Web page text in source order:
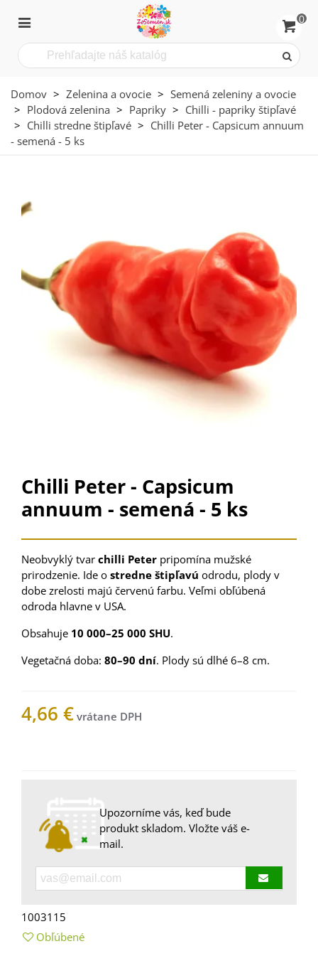
0
Domov > Zelenina a ovocie > Semená zeleniny a ovocie
> Plodová zelenina > Papriky > Chilli - papriky štipľavé
> Chilli stredne štipľavé > Chilli Peter - Capsicum annuum
- semená - 5 ks
Chilli Peter - Capsicum
annuum - semená - 5 ks
Neobvyklý tvar chilli Peter pripomína mužské
prirodzenie. Ide o stredne štipľavú odrodu, plody v
dobe zrelosti majú červenú farbu. Veľmi obľúbená
odroda hlavne v USA.
Obsahuje 10 000–25 000 SHU.
Vegetačná doba: 80–90 dní. Plody sú dlhé 6–8 cm.
4,66 €
Upozorníme vás, keď bude
produkt skladom. Vložte váš e-
mail.
1003115
Obľúbené